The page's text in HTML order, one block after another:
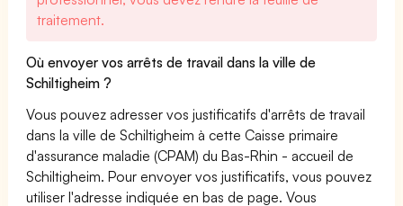
traitement.
Où envoyer vos arrêts de travail dans la ville de
Schiltigheim ?
Vous pouvez adresser vos justificatifs d'arrêts de travail
dans la ville de Schiltigheim à cette Caisse primaire
d'assurance maladie (CPAM) du Bas-Rhin - accueil de
Schiltigheim. Pour envoyer vos justificatifs, vous pouvez
utiliser l'adresse indiquée en bas de page. Vous